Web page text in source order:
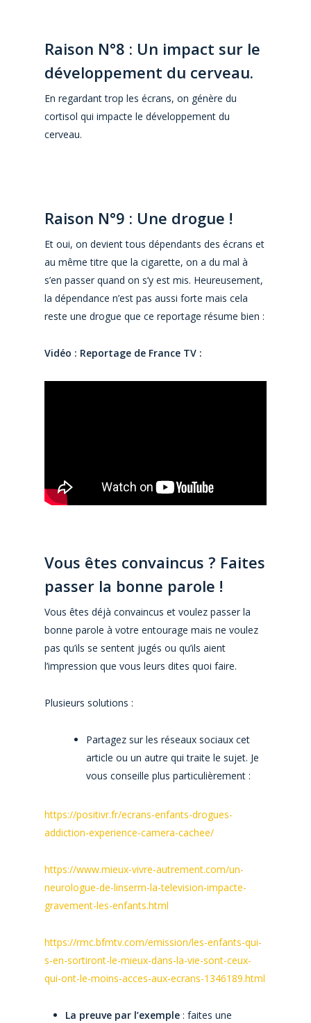
Raison N°8 : Un impact sur le
développement du cerveau.
En regardant trop les écrans, on génère du
cortisol qui impacte le développement du
cerveau.
Raison N°9 : Une drogue !
Et oui, on devient tous dépendants des écrans et
au même titre que la cigarette, on a du mal à
s’en passer quand on s’y est mis. Heureusement,
la dépendance n’est pas aussi forte mais cela
reste une drogue que ce reportage résume bien :
Vidéo : Reportage de France TV :
Vous êtes convaincus ? Faites
passer la bonne parole !
Vous êtes déjà convaincus et voulez passer la
bonne parole à votre entourage mais ne voulez
pas qu’ils se sentent jugés ou qu’ils aient
l’impression que vous leurs dites quoi faire.
Plusieurs solutions :
Partagez sur les réseaux sociaux cet
article ou un autre qui traite le sujet. Je
vous conseille plus particulièrement :
https://positivr.fr/ecrans-enfants-drogues-
addiction-experience-camera-cachee/
https://www.mieux-vivre-autrement.com/un-
neurologue-de-linserm-la-television-impacte-
gravement-les-enfants.html
https://rmc.bfmtv.com/emission/les-enfants-qui-
s-en-sortiront-le-mieux-dans-la-vie-sont-ceux-
qui-ont-le-moins-acces-aux-ecrans-1346189.html
La preuve par l’exemple: faites une